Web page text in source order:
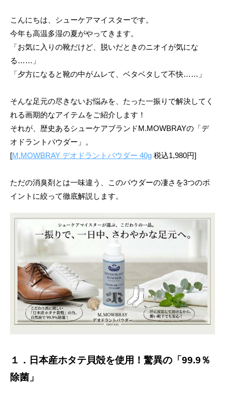
こんにちは、シューケアマイスターです。
今年も高温多湿の夏がやってきます。
「お気に入りの靴だけど、脱いだときのニオイが気にな
る……」
「夕方になると靴の中がムレて、ベタベタして不快……」
そんな足元の尽きないお悩みを、たった一振りで解決してく
れる画期的なアイテムをご紹介します！
それが、歴史あるシューケアブランドM.MOWBRAYの「デ
オドラントパウダー」。
[M.MOWBRAY デオドラントパウダー 40g 税込1,980円]
ただの消臭剤とは一味違う、このパウダーの凄さを3つのポ
イントに絞って徹底解説します。
１．日本産ホタテ貝殻を使用！驚異の「99.9％
除菌」